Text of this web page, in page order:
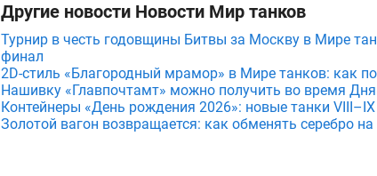
Другие новости Новости Мир танков
Турнир в честь годовщины Битвы за Москву в Мире
финал
2D-стиль «Благородный мрамор» в Мире танков: как
Нашивку «Главпочтамт» можно получить во время
Контейнеры «День рождения 2026»: новые танки
Золотой вагон возвращается: как обменять серебро